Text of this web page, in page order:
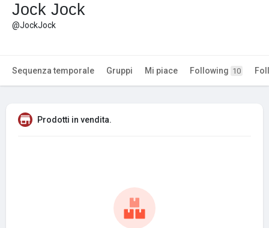
Jock Jock
@JockJock
Sequenza temporale Gruppi Mi piace Following 10
Prodotti in vendita.